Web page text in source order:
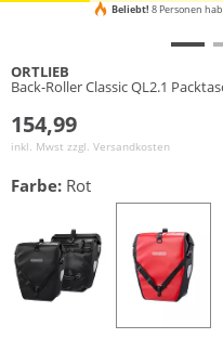
Beliebt! 8 Personen
ORTLIEB
Back-Roller Classic QL2.1
154,99
inkl. Mwst zzgl. Versandkosten
Farbe: Rot